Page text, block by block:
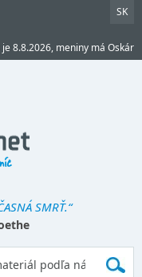
SK
je 8.8.2026, meniny má Oskár
SMRŤ.“